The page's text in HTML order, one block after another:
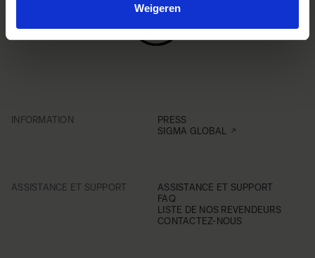
Weigeren
INFORMATION
PRESS
SIGMA GLOBAL
ASSISTANCE ET SUPPORT
ASSISTANCE ET SUPPORT
FAQ
LISTE DE NOS REVENDEURS
CONTACTEZ-NOUS